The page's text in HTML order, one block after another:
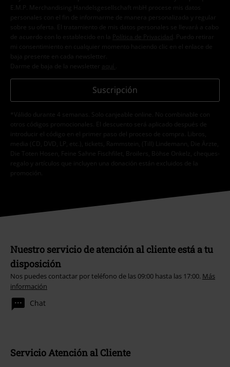
E.M.P. Merchandising Handelsgesellschaft mbH procese mis datos
personales con el fin de informarme de manera personalizada y regular
sobre su oferta. El tratamiento de mis datos personales se llevará a cabo
de acuerdo con lo establecido en la
Política de Privacidad . Puedo retirar
mi consentimiento en cualquier momento haciendo clic en el enlace de
baja presente en cada newsletter.
Darme de baja de la newsletter
aquí
Suscripción
*Válido durante 4 semanas. Solo canjeable online. No combinable con
otros códigos promocionales. El descuento será aplicado después de
introducir el código en el primer paso del proceso de compra. Libros,
media (CD, DVD, LP, etc.), tickets, Rammstein, (Till) Lindemann, Die Ärzte,
Die Toten Hosen, Feine Sahne Fischfilet, Broilers, Böhse Onkelz, cheques-
regalo y artículos que incluyen una donación están excluidos de la
promoción.
Nuestro servicio de atención al cliente está a tu
disposición
Nos puedes contactar por teléfono de las 09:00 hasta las 17:00. Más
información
Chat
Servicio Atención al Cliente